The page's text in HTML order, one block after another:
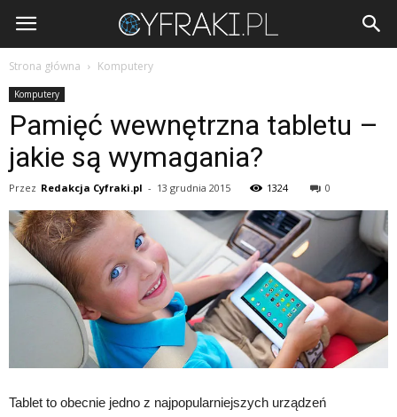
Cyfraki.pl
Strona główna Komputery
Komputery
Pamięć wewnętrzna tabletu –
jakie są wymagania?
Przez Redakcja Cyfraki.pl - 13 grudnia 2015 1324 0
Tablet to obecnie jedno z najpopularniejszych urządzeń